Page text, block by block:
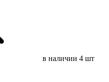
в наличии 4 шт